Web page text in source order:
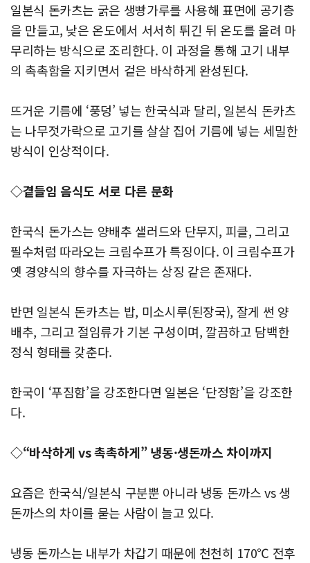
일본식 돈카츠는 굵은 생빵가루를 사용해 표면에 공기층
을 만들고, 낮은 온도에서 서서히 튀긴 뒤 온도를 올려 마
무리하는 방식으로 조리한다. 이 과정을 통해 고기 내부
의 촉촉함을 지키면서 겉은 바삭하게 완성된다.
뜨거운 기름에 ‘풍덩’ 넣는 한국식과 달리, 일본식 돈카츠
는 나무젓가락으로 고기를 살살 집어 기름에 넣는 세밀한
방식이 인상적이다.
◇곁들임 음식도 서로 다른 문화
한국식 돈가스는 양배추 샐러드와 단무지, 피클, 그리고
필수처럼 따라오는 크림수프가 특징이다. 이 크림수프가
옛 경양식의 향수를 자극하는 상징 같은 존재다.
반면 일본식 돈카츠는 밥, 미소시루(된장국), 잘게 썬 양
배추, 그리고 절임류가 기본 구성이며, 깔끔하고 담백한
정식 형태를 갖춘다.
한국이 ‘푸짐함’을 강조한다면 일본은 ‘단정함’을 강조한
다.
◇“바삭하게 vs 촉촉하게” 냉동·생돈까스 차이까지
요즘은 한국식/일본식 구분뿐 아니라 냉동 돈까스 vs 생
돈까스의 차이를 묻는 사람이 늘고 있다.
냉동 돈까스는 내부가 차갑기 때문에 천천히 170℃ 전후